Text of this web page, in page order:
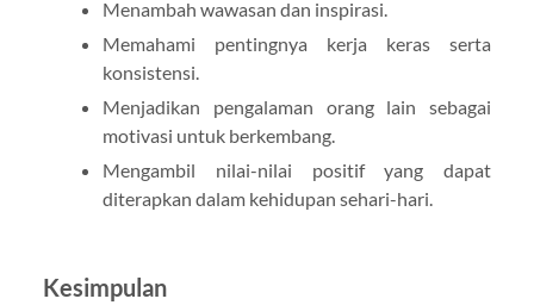
Menambah wawasan dan inspirasi.
Memahami pentingnya kerja keras serta
konsistensi.
Menjadikan pengalaman orang lain sebagai
motivasi untuk berkembang.
Mengambil nilai-nilai positif yang dapat
diterapkan dalam kehidupan sehari-hari.
Kesimpulan